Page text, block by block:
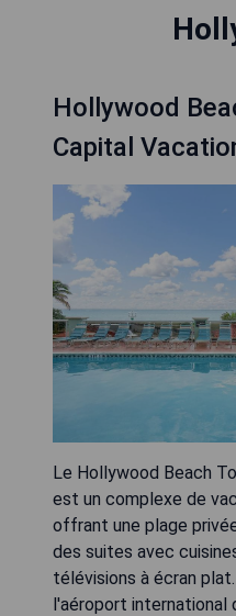
Hollywood
Capital
Le Hollywood Beach
est un complexe de
offrant une plage
des suites avec
télévisions à écran
l'aéroport international